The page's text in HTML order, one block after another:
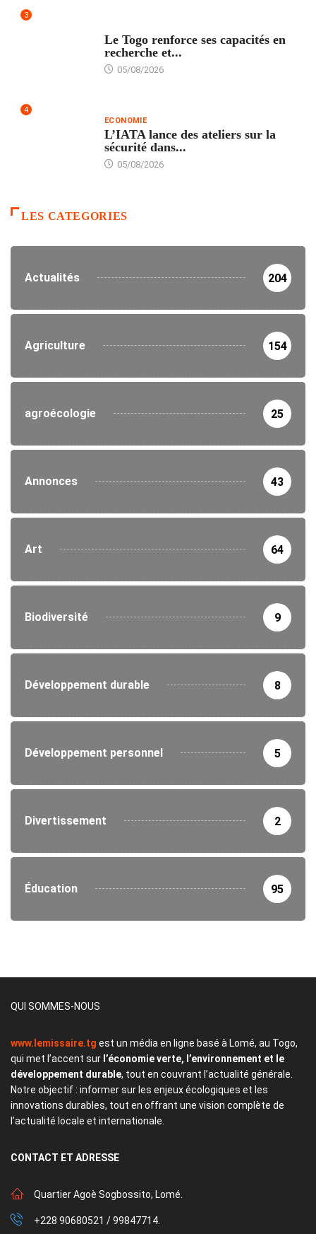
3
Le Togo renforce ses capacités en
recherche et...
05/08/2026
4
ECONOMIE
L’IATA lance des ateliers sur la
sécurité dans...
05/08/2026
LES CATEGORIES
Actualités 204
Agriculture 154
agroécologie 25
Annonces 43
Art 64
Biodiversité 9
Développement durable 8
Développement personnel 5
Divertissement 2
Éducation 95
QUI SOMMES-NOUS
www.lemissaire.tg est un média en ligne basé à Lomé, au Togo,
qui met l’accent sur l’économie verte, l’environnement et le
développement durable, tout en couvrant l’actualité générale.
Notre objectif : informer sur les enjeux écologiques et les
innovations durables, tout en offrant une vision complète de
l’actualité locale et internationale.
CONTACT ET ADRESSE
Quartier Agoè Sogbossito, Lomé.
+228 90680521 / 99847714.